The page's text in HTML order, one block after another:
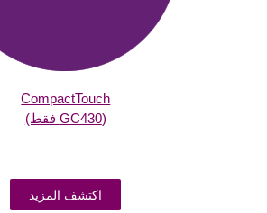
CompactTouch
اكتشف المزيد